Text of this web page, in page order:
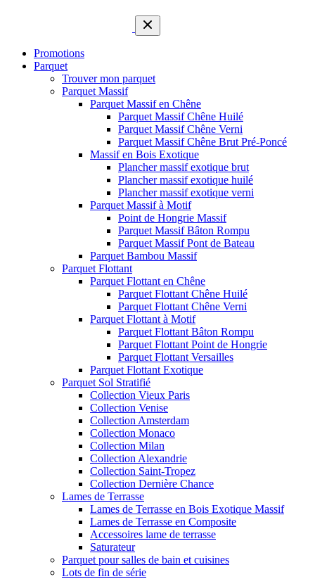
Promotions
Parquet
Trouver mon parquet
Parquet Massif
Parquet Massif en Chêne
Parquet Massif Chêne Huilé
Parquet Massif Chêne Verni
Parquet Massif Chêne Brut Pré-Poncé
Massif en Bois Exotique
Plancher massif exotique brut
Plancher massif exotique huilé
Plancher massif exotique verni
Parquet Massif à Motif
Point de Hongrie Massif
Parquet Massif Bâton Rompu
Parquet Massif Pont de Bateau
Parquet Bambou Massif
Parquet Flottant
Parquet Flottant en Chêne
Parquet Flottant Chêne Huilé
Parquet Flottant Chêne Verni
Parquet Flottant à Motif
Parquet Flottant Bâton Rompu
Parquet Flottant Point de Hongrie
Parquet Flottant Versailles
Parquet Flottant Exotique
Parquet Sol Stratifié
Collection Vieux Paris
Collection Venise
Collection Amsterdam
Collection Monaco
Collection Milan
Collection Alexandrie
Collection Saint-Tropez
Collection Dernière Chance
Lames de Terrasse
Lames de Terrasse en Bois Exotique Massif
Lames de Terrasse en Composite
Accessoires lame de terrasse
Saturateur
Parquet pour salles de bain et cuisines
Lots de fin de série